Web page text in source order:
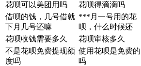
花呗可以美团用吗 花呗得滴滴吗
借呗的钱，几号借就
下月几号还嘛
***月一号用的花
呗，什么时候还
花呗收钱需要多久 花呗审核多久
不是花呗免费提现额
度吗
使用花呗是免费的
吗